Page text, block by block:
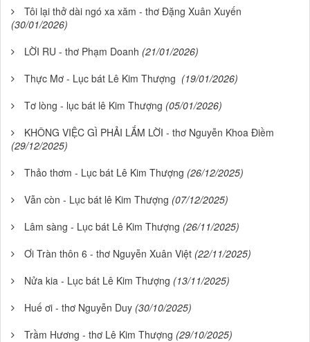
Tôi lại thở dài ngó xa xăm - thơ Đặng Xuân Xuyến
(30/01/2026)
LỜI RU - thơ Phạm Doanh (21/01/2026)
Thực Mơ - Lục bát Lê Kim Thượng (19/01/2026)
Tơ lòng - lục bát lê Kim Thượng (05/01/2026)
KHÔNG VIỆC GÌ PHẢI LẮM LỜI - thơ Nguyễn Khoa Điềm
(29/12/2025)
Thảo thơm - Lục bát Lê Kim Thượng (26/12/2025)
Vẫn còn - Lục bát lê Kim Thượng (07/12/2025)
Lâm sàng - Lục bát Lê Kim Thượng (26/11/2025)
Ơi Tràn thôn 6 - thơ Nguyễn Xuân Việt (22/11/2025)
Nửa kia - Lục bát Lê Kim Thượng (13/11/2025)
Huế ơi - thơ Nguyễn Duy (30/10/2025)
Trầm Hương - thơ Lê Kim Thượng (29/10/2025)